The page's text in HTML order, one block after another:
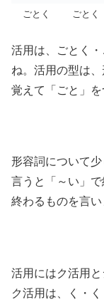
ごとく
ごとく
活用は、ごとく
ね。活用の型は
覚えて「ごと」を
形容詞について
言うと「～い」
終わるものを言い
活用にはク活用
ク活用は、く・